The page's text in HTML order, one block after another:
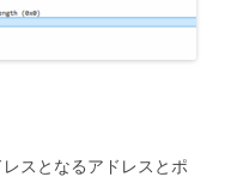
スとなるアドレスとポ